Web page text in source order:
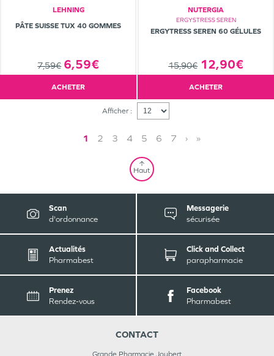
LEHNING
PÂTE SUISSE TUX 40 GOMMES
7,59€ 6,59€
ACHETER
NUTERGIA
ERGYSTRESS SEREN
ERGYTRESS SEREN 60 GÉLULES
15,90€ 12,90€
ACHETER
Afficher :
1 2 3 4 5 6 7 › »
Haut
Scan
d'ordonnance
Messagerie
sécurisée
Actualités
Pharmabest
Click and Collect
parapharmacie
Prenez
Rendez-vous
Facebook
Pharmabest
CONTACT
Grande Pharmacie Joubert